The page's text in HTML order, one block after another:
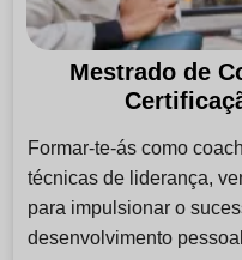
Mestrado de
Formar-te-ás como
técnicas de liderança,
para impulsionar o
desenvolvimento pessoal